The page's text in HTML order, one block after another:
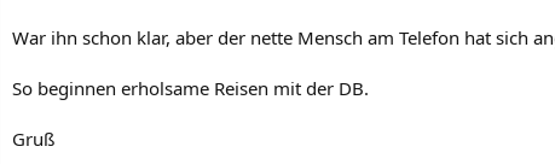
War ihn schon klar, aber der nette Mensch am Telefon hat sich
So beginnen erholsame Reisen mit der DB.
Gruß